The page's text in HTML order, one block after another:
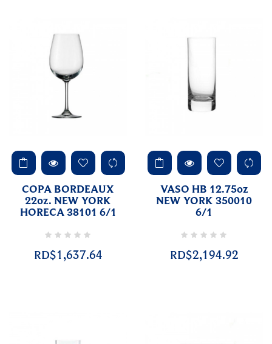
COPA BORDEAUX
22oz. NEW YORK
HORECA 38101 6/1
RD$1,637.64
VASO HB 12.75oz
NEW YORK 350010
6/1
RD$2,194.92